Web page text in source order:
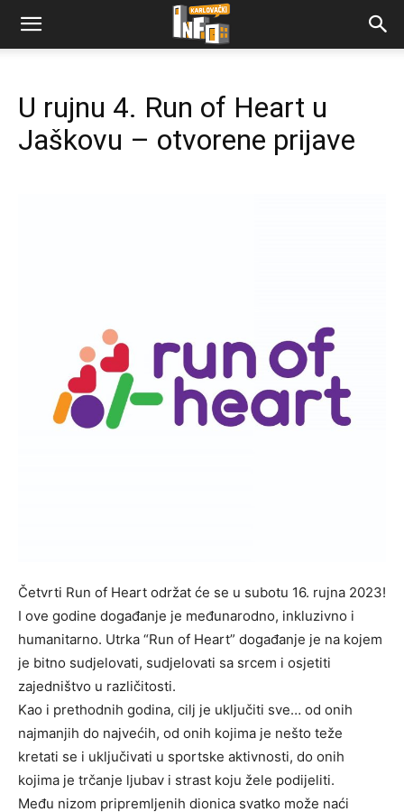
U rujnu 4. Run of Heart u
Jaškovu – otvorene prijave
Četvrti Run of Heart održat će se u subotu 16. rujna 2023!
I ove godine događanje je međunarodno, inkluzivno i
humanitarno. Utrka “Run of Heart” događanje je na kojem
je bitno sudjelovati, sudjelovati sa srcem i osjetiti
zajedništvo u različitosti.
Kao i prethodnih godina, cilj je uključiti sve… od onih
najmanjih do najvećih, od onih kojima je nešto teže
kretati se i uključivati u sportske aktivnosti, do onih
kojima je trčanje ljubav i strast koju žele podijeliti.
Među nizom pripremljenih dionica svatko može naći